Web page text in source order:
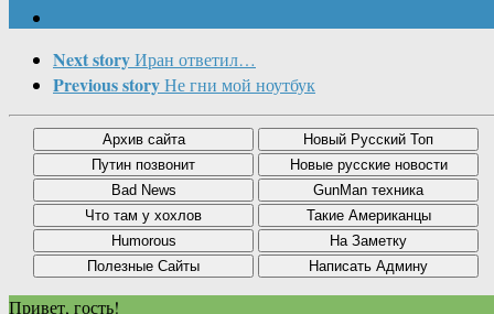
Next storyИран ответил…
Previous storyНе гни мой ноутбук
Привет, гость!